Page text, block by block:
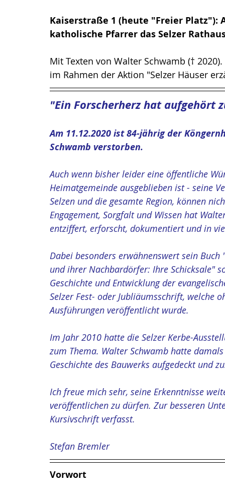
Kaiserstraße 1 (heute "Freier Platz"):
katholische Pfarrer das Selzer
Mit Texten von Walter Schwamb (†
im Rahmen der Aktion "Selzer Häuser
"Ein Forscherherz hat aufgehört
Am 11.12.2020 ist 84-jährig der
Schwamb verstorben.
Auch wenn bisher leider eine öffentliche
Heimatgemeinde ausgeblieben ist - seine
Selzen und die gesamte Region, können
Engagement, Sorgfalt und Wissen hat
entziffert, erforscht, dokumentiert und in
Dabei besonders erwähnenswert sein
und ihrer Nachbardörfer: Ihre Schicksale"
Geschichte und Entwicklung der
Selzer Fest- oder Jubliäumsschrift, welche
Ausführungen veröffentlicht wurde.
Im Jahr 2010 hatte die Selzer Kerbe-
zum Thema. Walter Schwamb hatte
Geschichte des Bauwerks aufgedeckt und
Ich freue mich sehr, seine Erkenntnisse
veröffentlichen zu dürfen. Zur besseren
Kursivschrift verfasst.
Stefan Bremler
Vorwort